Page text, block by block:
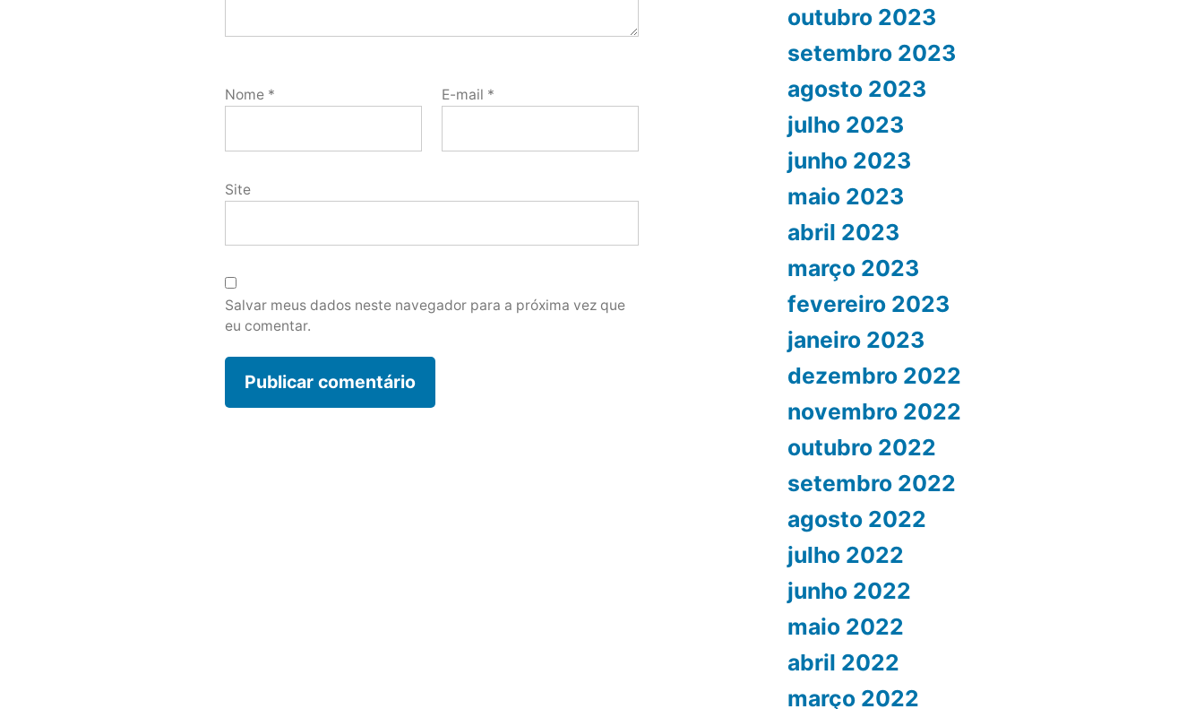
Nome * E-mail *
Site
Salvar meus dados neste navegador para a próxima vez que
eu comentar.
outubro 2023
setembro 2023
agosto 2023
julho 2023
junho 2023
maio 2023
abril 2023
março 2023
fevereiro 2023
janeiro 2023
dezembro 2022
novembro 2022
outubro 2022
setembro 2022
agosto 2022
julho 2022
junho 2022
maio 2022
abril 2022
março 2022